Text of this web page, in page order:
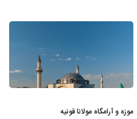
موزه و آرامگاه مولانا قونیه